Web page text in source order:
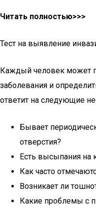
Читать полностью>>>
Тест на выявление
Каждый человек может
заболевания и
ответит на следующие
Бывает
отверстия?
Есть высыпания на
Как часто
Возникает ли
Какие проблемы с